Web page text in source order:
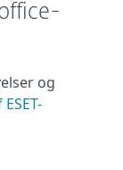
og